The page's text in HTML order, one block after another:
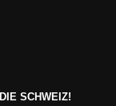
SCHWEIZ!